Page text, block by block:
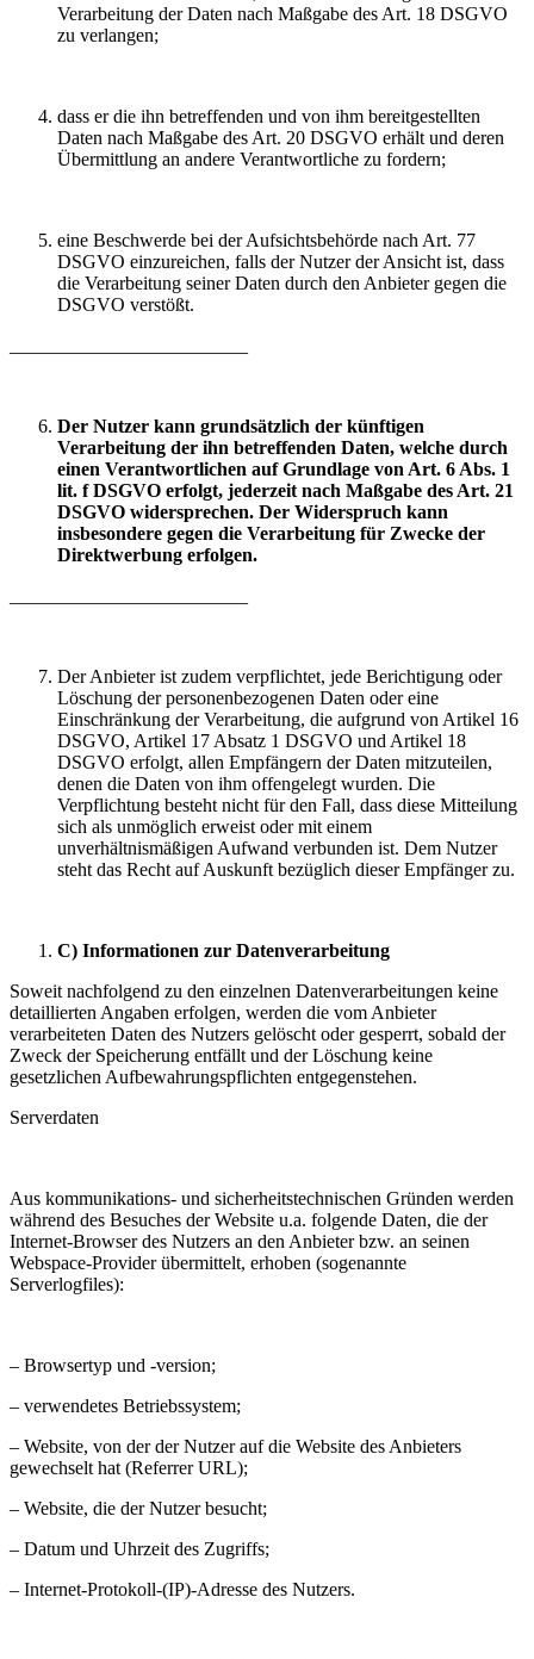
Verarbeitung der Daten nach Maßgabe des Art. 18 DSGVO
zu verlangen;
dass er die ihn betreffenden und von ihm bereitgestellten
Daten nach Maßgabe des Art. 20 DSGVO erhält und deren
Übermittlung an andere Verantwortliche zu fordern;
eine Beschwerde bei der Aufsichtsbehörde nach Art. 77
DSGVO einzureichen, falls der Nutzer der Ansicht ist, dass
die Verarbeitung seiner Daten durch den Anbieter gegen die
DSGVO verstößt.
Der Nutzer kann grundsätzlich der künftigen
Verarbeitung der ihn betreffenden Daten, welche durch
einen Verantwortlichen auf Grundlage von Art. 6 Abs. 1
lit. f DSGVO erfolgt, jederzeit nach Maßgabe des Art. 21
DSGVO widersprechen. Der Widerspruch kann
insbesondere gegen die Verarbeitung für Zwecke der
Direktwerbung erfolgen.
Der Anbieter ist zudem verpflichtet, jede Berichtigung oder
Löschung der personenbezogenen Daten oder eine
Einschränkung der Verarbeitung, die aufgrund von Artikel 16
DSGVO, Artikel 17 Absatz 1 DSGVO und Artikel 18
DSGVO erfolgt, allen Empfängern der Daten mitzuteilen,
denen die Daten von ihm offengelegt wurden. Die
Verpflichtung besteht nicht für den Fall, dass diese Mitteilung
sich als unmöglich erweist oder mit einem
unverhältnismäßigen Aufwand verbunden ist. Dem Nutzer
steht das Recht auf Auskunft bezüglich dieser Empfänger zu.
C) Informationen zur Datenverarbeitung
Soweit nachfolgend zu den einzelnen Datenverarbeitungen keine
detaillierten Angaben erfolgen, werden die vom Anbieter
verarbeiteten Daten des Nutzers gelöscht oder gesperrt, sobald der
Zweck der Speicherung entfällt und der Löschung keine
gesetzlichen Aufbewahrungspflichten entgegenstehen.
Serverdaten
Aus kommunikations- und sicherheitstechnischen Gründen werden
während des Besuches der Website u.a. folgende Daten, die der
Internet-Browser des Nutzers an den Anbieter bzw. an seinen
Webspace-Provider übermittelt, erhoben (sogenannte
Serverlogfiles):
– Browsertyp und -version;
– verwendetes Betriebssystem;
– Website, von der der Nutzer auf die Website des Anbieters
gewechselt hat (Referrer URL);
– Website, die der Nutzer besucht;
– Datum und Uhrzeit des Zugriffs;
– Internet-Protokoll-(IP)-Adresse des Nutzers.